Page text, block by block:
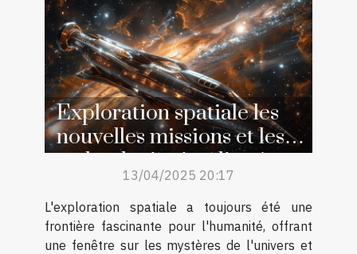
Exploration spatiale les
nouvelles missions et les
technologies impliquées
13/04/2025 20:17
L'exploration spatiale a toujours été une
frontière fascinante pour l'humanité, offrant
une fenêtre sur les mystères de l'univers et